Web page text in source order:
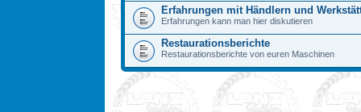
Erfahrungen mit Händlern und
Erfahrungen kann man hier diskutieren
Restaurationsberichte
Restaurationsberichte von euren Maschinen